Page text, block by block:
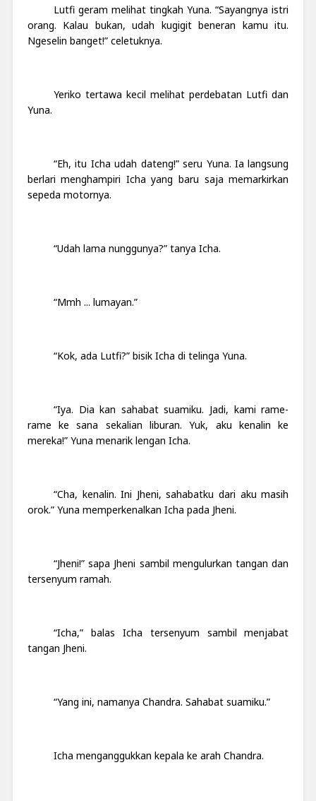
Lutfi geram melihat tingkah Yuna. “Sayangnya istri
orang. Kalau bukan, udah kugigit beneran kamu itu.
Ngeselin banget!” celetuknya.
Yeriko tertawa kecil melihat perdebatan Lutfi dan
Yuna.
“Eh, itu Icha udah dateng!” seru Yuna. Ia langsung
berlari menghampiri Icha yang baru saja memarkirkan
sepeda motornya.
“Udah lama nunggunya?” tanya Icha.
“Mmh ... lumayan.”
“Kok, ada Lutfi?” bisik Icha di telinga Yuna.
“Iya. Dia kan sahabat suamiku. Jadi, kami rame-
rame ke sana sekalian liburan. Yuk, aku kenalin ke
mereka!” Yuna menarik lengan Icha.
“Cha, kenalin. Ini Jheni, sahabatku dari aku masih
orok.” Yuna memperkenalkan Icha pada Jheni.
“Jheni!” sapa Jheni sambil mengulurkan tangan dan
tersenyum ramah.
“Icha,” balas Icha tersenyum sambil menjabat
tangan Jheni.
“Yang ini, namanya Chandra. Sahabat suamiku.”
Icha menganggukkan kepala ke arah Chandra.